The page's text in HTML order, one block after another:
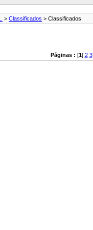
> Classificados > Classificados
Páginas : [1] 2 3